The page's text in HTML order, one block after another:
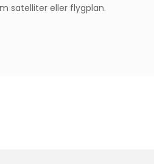
satelliter eller flygplan.